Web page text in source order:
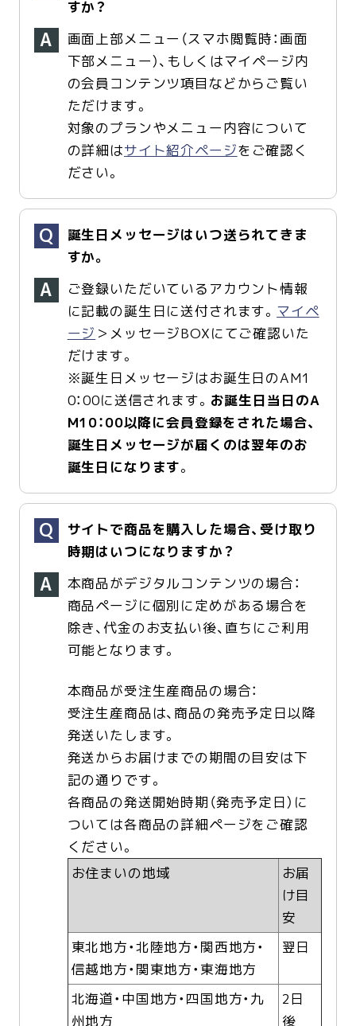
すか？
画面上部メニュー（スマホ閲覧時：画面
下部メニュー）、もしくはマイページ内
の会員コンテンツ項目などからご覧い
ただけます。
対象のプランやメニュー内容について
の詳細はサイト紹介ページをご確認く
ださい。
誕生日メッセージはいつ送られてきま
すか。
ご登録いただいているアカウント情報
に記載の誕生日に送付されます。 マイペ
ージ ＞メッセージBOXにてご確認いた
だけます。
※誕生日メッセージはお誕生日のAM1
0：00に送信されます。 お誕生日当日のA
M10：00以降に会員登録をされた場合、
誕生日メッセージが届くのは翌年のお
誕生日になります。
サイトで商品を購入した場合、受け取り
時期はいつになりますか？
本商品がデジタルコンテンツの場合：
商品ページに個別に定めがある場合を
除き、代金のお支払い後、直ちにご利用
可能となります。
本商品が受注生産商品の場合：
受注生産商品は、商品の発売予定日以降
発送いたします。
発送からお届けまでの期間の目安は下
記の通りです。
各商品の発送開始時期（発売予定日）に
ついては各商品の詳細ページをご確認
ください。
お住まいの地域
お届
け目
安
東北地方・北陸地方・関西地方・
信越地方・関東地方・東海地方
翌日
北海道・中国地方・四国地方・九
州地方
2日
後